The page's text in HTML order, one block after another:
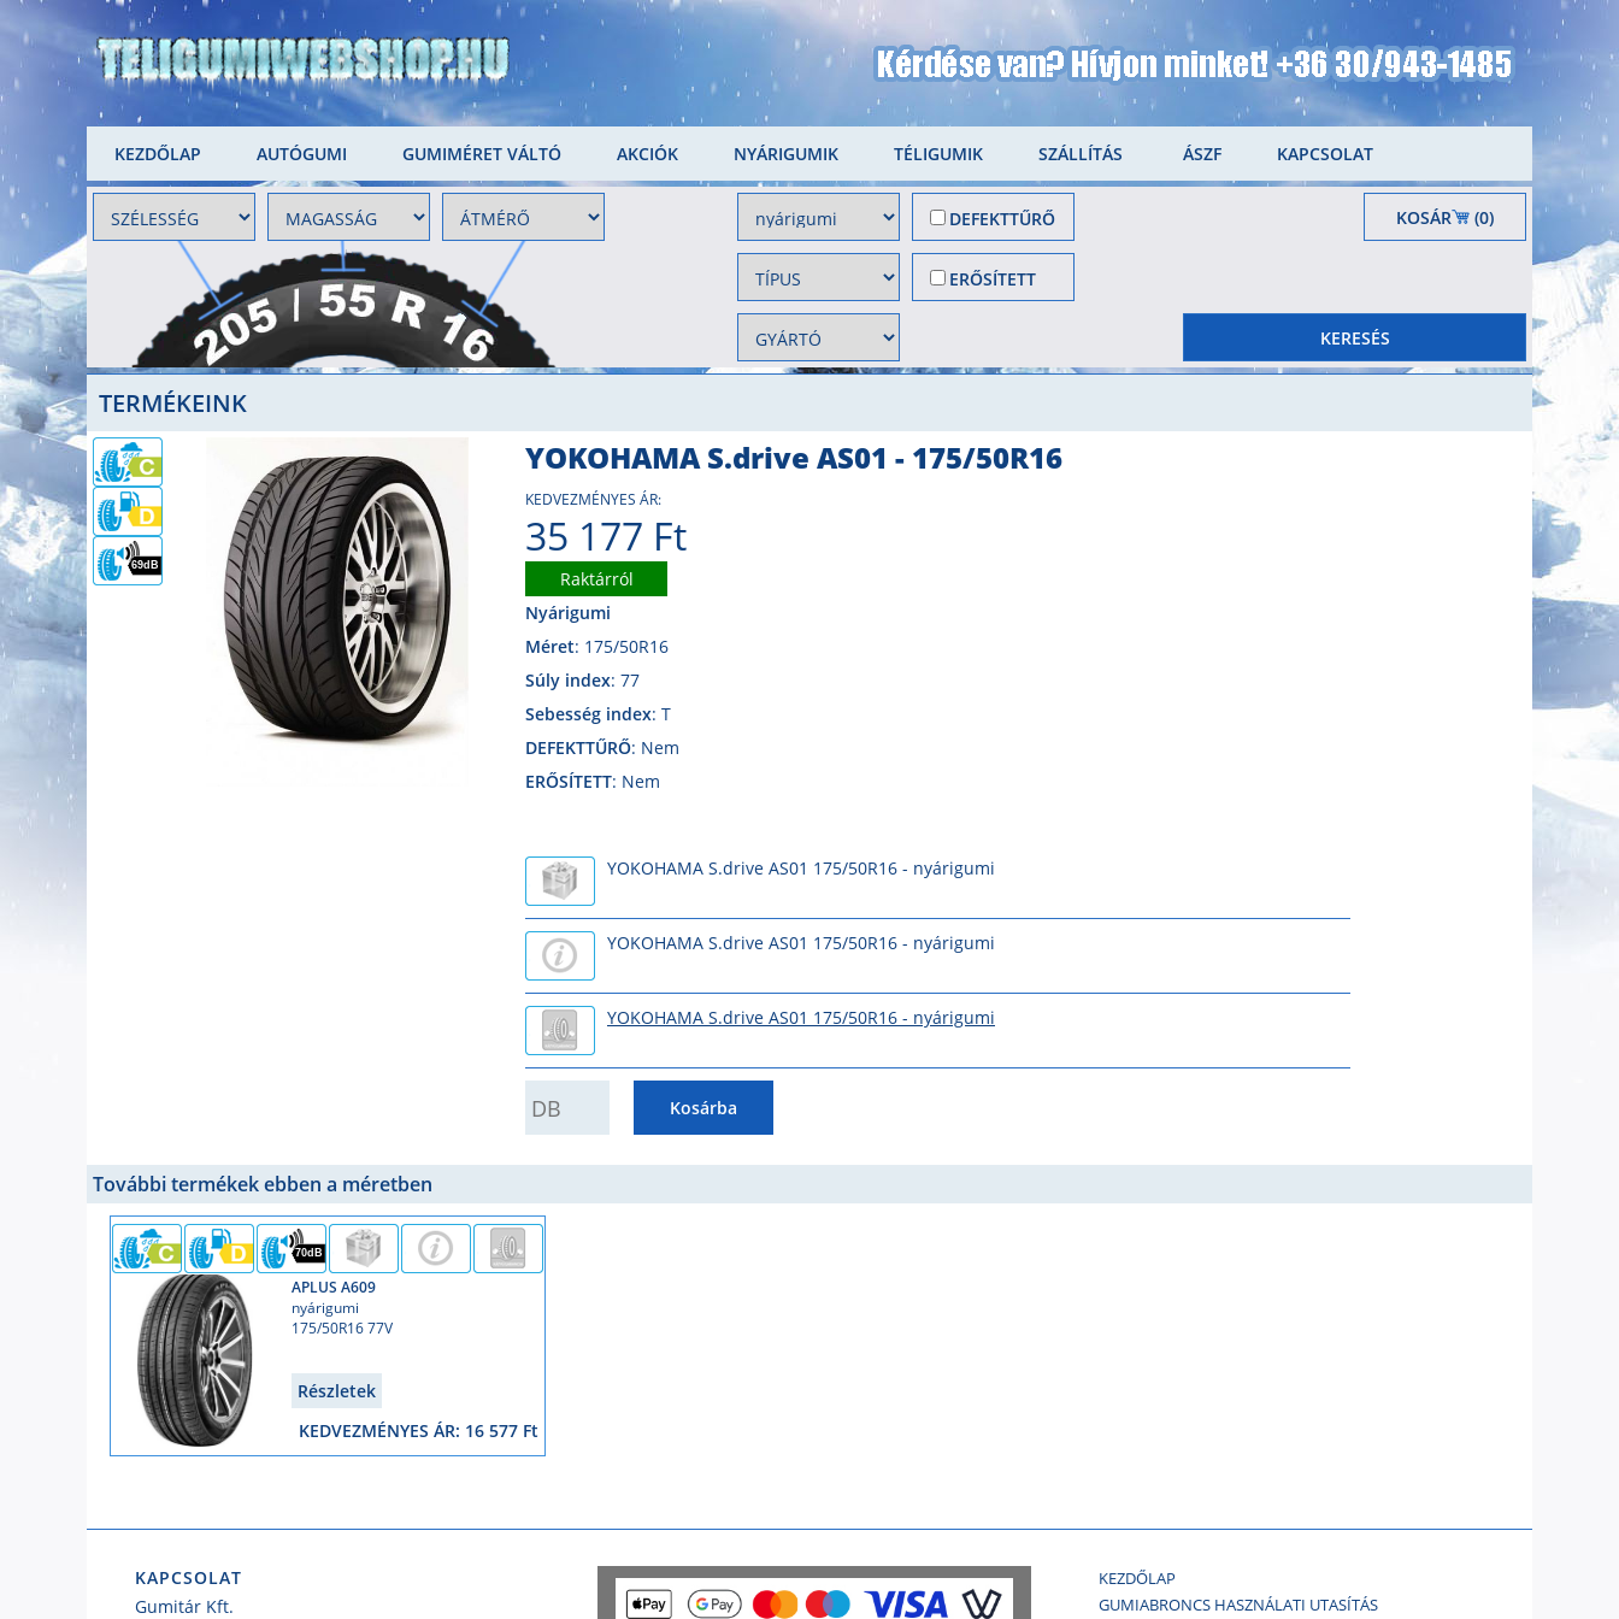
KEZDŐLAP AUTÓGUMI GUMIMÉRET VÁLTÓ AKCIÓK NYÁRIGUMIK TÉLIGUMIK SZÁLLÍTÁS ÁSZF KAPCSOLAT
DEFEKTTŰRŐ
ERŐSÍTETT
KOSÁR (0)
TERMÉKEINK
69dB
YOKOHAMA S.drive AS01 - 175/50R16
KEDVEZMÉNYES ÁR:
35 177 Ft
Raktárról
Nyárigumi
Méret: 175/50R16
Súly index: 77
Sebesség index: T
DEFEKTTŰRŐ: Nem
ERŐSÍTETT: Nem
YOKOHAMA S.drive AS01 175/50R16 - nyárigumi
YOKOHAMA S.drive AS01 175/50R16 - nyárigumi
YOKOHAMA S.drive AS01 175/50R16 - nyárigumi
Kosárba
További termékek ebben a méretben
70dB
APLUS A609
nyárigumi
175/50R16 77V
Részletek
KEDVEZMÉNYES ÁR: 16 577 Ft
KAPCSOLAT
Gumitár Kft.
KEZDŐLAP
GUMIABRONCS HASZNÁLATI UTASÍTÁS